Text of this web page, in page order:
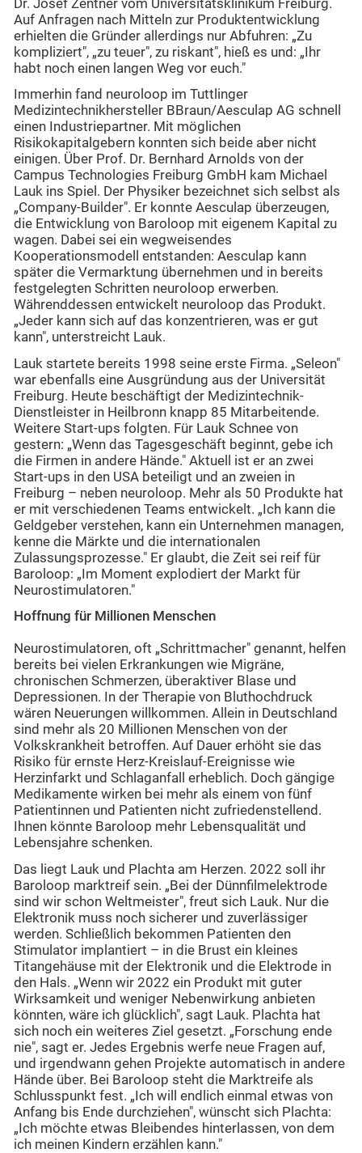
Dr. Josef Zentner vom Universitätsklinikum Freiburg.
Auf Anfragen nach Mitteln zur Produktentwicklung
erhielten die Gründer allerdings nur Abfuhren: „Zu
kompliziert", „zu teuer", zu riskant", hieß es und: „Ihr
habt noch einen langen Weg vor euch."
Immerhin fand neuroloop im Tuttlinger
Medizintechnikhersteller BBraun/Aesculap AG schnell
einen Industriepartner. Mit möglichen
Risikokapitalgebern konnten sich beide aber nicht
einigen. Über Prof. Dr. Bernhard Arnolds von der
Campus Technologies Freiburg GmbH kam Michael
Lauk ins Spiel. Der Physiker bezeichnet sich selbst als
„Company-Builder". Er konnte Aesculap überzeugen,
die Entwicklung von Baroloop mit eigenem Kapital zu
wagen. Dabei sei ein wegweisendes
Kooperationsmodell entstanden: Aesculap kann
später die Vermarktung übernehmen und in bereits
festgelegten Schritten neuroloop erwerben.
Währenddessen entwickelt neuroloop das Produkt.
„Jeder kann sich auf das konzentrieren, was er gut
kann", unterstreicht Lauk.
Lauk startete bereits 1998 seine erste Firma. „Seleon"
war ebenfalls eine Ausgründung aus der Universität
Freiburg. Heute beschäftigt der Medizintechnik-
Dienstleister in Heilbronn knapp 85 Mitarbeitende.
Weitere Start-ups folgten. Für Lauk Schnee von
gestern: „Wenn das Tagesgeschäft beginnt, gebe ich
die Firmen in andere Hände." Aktuell ist er an zwei
Start-ups in den USA beteiligt und an zweien in
Freiburg – neben neuroloop. Mehr als 50 Produkte hat
er mit verschiedenen Teams entwickelt. „Ich kann die
Geldgeber verstehen, kann ein Unternehmen managen,
kenne die Märkte und die internationalen
Zulassungsprozesse." Er glaubt, die Zeit sei reif für
Baroloop: „Im Moment explodiert der Markt für
Neurostimulatoren."
Hoffnung für Millionen Menschen
Neurostimulatoren, oft „Schrittmacher" genannt, helfen
bereits bei vielen Erkrankungen wie Migräne,
chronischen Schmerzen, überaktiver Blase und
Depressionen. In der Therapie von Bluthochdruck
wären Neuerungen willkommen. Allein in Deutschland
sind mehr als 20 Millionen Menschen von der
Volkskrankheit betroffen. Auf Dauer erhöht sie das
Risiko für ernste Herz-Kreislauf-Ereignisse wie
Herzinfarkt und Schlaganfall erheblich. Doch gängige
Medikamente wirken bei mehr als einem von fünf
Patientinnen und Patienten nicht zufriedenstellend.
Ihnen könnte Baroloop mehr Lebensqualität und
Lebensjahre schenken.
Das liegt Lauk und Plachta am Herzen. 2022 soll ihr
Baroloop marktreif sein. „Bei der Dünnfilmelektrode
sind wir schon Weltmeister", freut sich Lauk. Nur die
Elektronik muss noch sicherer und zuverlässiger
werden. Schließlich bekommen Patienten den
Stimulator implantiert – in die Brust ein kleines
Titangehäuse mit der Elektronik und die Elektrode in
den Hals. „Wenn wir 2022 ein Produkt mit guter
Wirksamkeit und weniger Nebenwirkung anbieten
könnten, wäre ich glücklich", sagt Lauk. Plachta hat
sich noch ein weiteres Ziel gesetzt. „Forschung ende
nie", sagt er. Jedes Ergebnis werfe neue Fragen auf,
und irgendwann gehen Projekte automatisch in andere
Hände über. Bei Baroloop steht die Marktreife als
Schlusspunkt fest. „Ich will endlich einmal etwas von
Anfang bis Ende durchziehen", wünscht sich Plachta:
„Ich möchte etwas Bleibendes hinterlassen, von dem
ich meinen Kindern erzählen kann."